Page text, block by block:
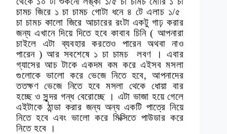
চামচ জিরে ১ চা চামচ গোটা ধনে ৪ টে এলাচ ১/৫
চা চামচ কালো জিরে আচারের রংটা একটু গাঢ় করার
জন্য এখানে দিয়ে দিতে হবে কাবাব চিনি ( আপনারা
চাইলে এটা ব্যবহার করতেও পারেন অথবা নাও
পারেন ) আর সবশেষে ১ চা চামচ লবণ । এবার
গ্যাসের আচ টাকে একদম কম করে এইসব মসলা
গুলোকে ভালো করে ভেজে নিতে হবে, আপনাদের
ততক্ষণ ভেজে নিতে হবে মসলা থেকে ধোয়া বার
হচ্ছে ও সুন্দর গন্ধ বেরোচ্ছে । এটা ভাজা হয়ে গেলে
এইটাকে ঠান্ডা করার জন্য অন্য একটি পাত্রে নিয়ে
নিতে হবে এবং ভালো করে মিক্সিতে পাউডার করে
নিতে হবে ।